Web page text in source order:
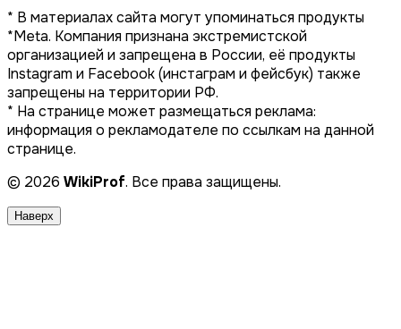
* В материалах сайта могут упоминаться продукты
*Meta. Компания признана экстремистской
организацией и запрещена в России, её продукты
Instagram и Facebook (инстаграм и фейсбук) также
запрещены на территории РФ.
* На странице может размещаться реклама:
информация о рекламодателе по ссылкам на данной
странице.
© 2026 WikiProf. Все права защищены.
Наверх